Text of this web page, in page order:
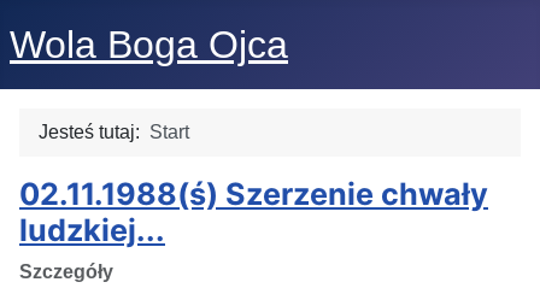
Wola Boga Ojca
Jesteś tutaj: Start
02.11.1988(ś) Szerzenie chwały
ludzkiej...
Szczegóły